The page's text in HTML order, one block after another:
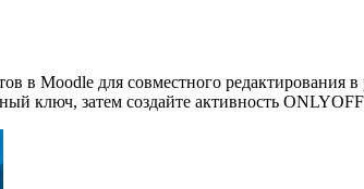
в Moodle для совместного редактирования
ключ, затем создайте активность